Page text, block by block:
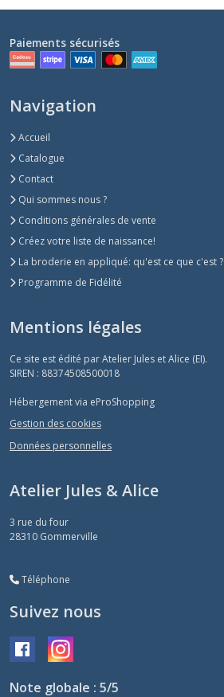
les
Paiements sécurisés
Navigation
Accueil
Catalogue
Contact
Qui sommes nous ?
Conditions générales de vente
Créez votre liste de naissance!
La broderie en appliqué: qu'est ce que c'est ?
Programme de Fidélité
Mentions légales
Ce site est édité par Atelier Jules et Alice (EI).
SIREN : 88374508500018
Hébergement via eProShopping
Gestion des cookies
Données personnelles
Atelier Jules & Alice
3 rue du four
28310 Gommerville
Téléphone
Suivez nous
Note globale : 5/5